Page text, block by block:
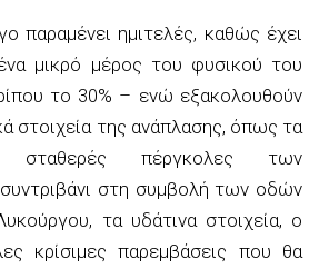
παραμένει ημιτελές, καθώς έχει
μικρό μέρος του φυσικού του
το 30% – ενώ εξακολουθούν
στοιχεία της ανάπλασης, όπως τα
σταθερές πέργκολες των
συντριβάνι στη συμβολή των οδών
τα υδάτινα στοιχεία, ο
κρίσιμες παρεμβάσεις που θα